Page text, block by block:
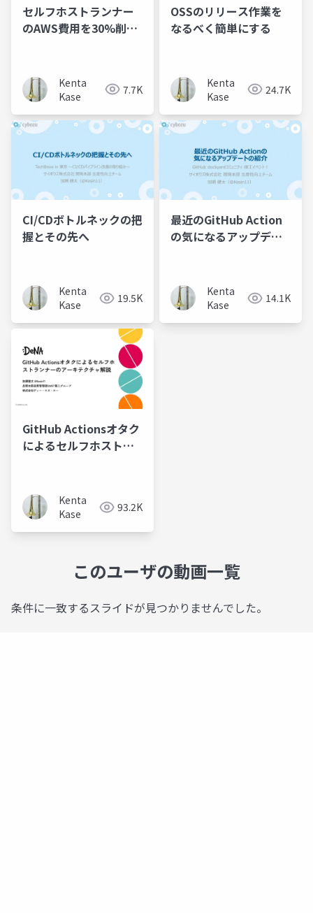
セルフホストランナー
のAWS費用を30%削減
Kenta
Kase
7.7K
OSSのリリース作業を
なるべく簡単にする
Kenta
Kase
24.7K
CI/CDボトルネックの把
握とその先へ
Kenta
Kase
19.5K
最近のGitHub Action
の気になるアップデー
Kenta
Kase
14.1K
GitHub Actionsオタク
によるセルフホストラ
Kenta
Kase
93.2K
このユーザの動画一覧
条件に一致するスライドが見つかりませんでした。